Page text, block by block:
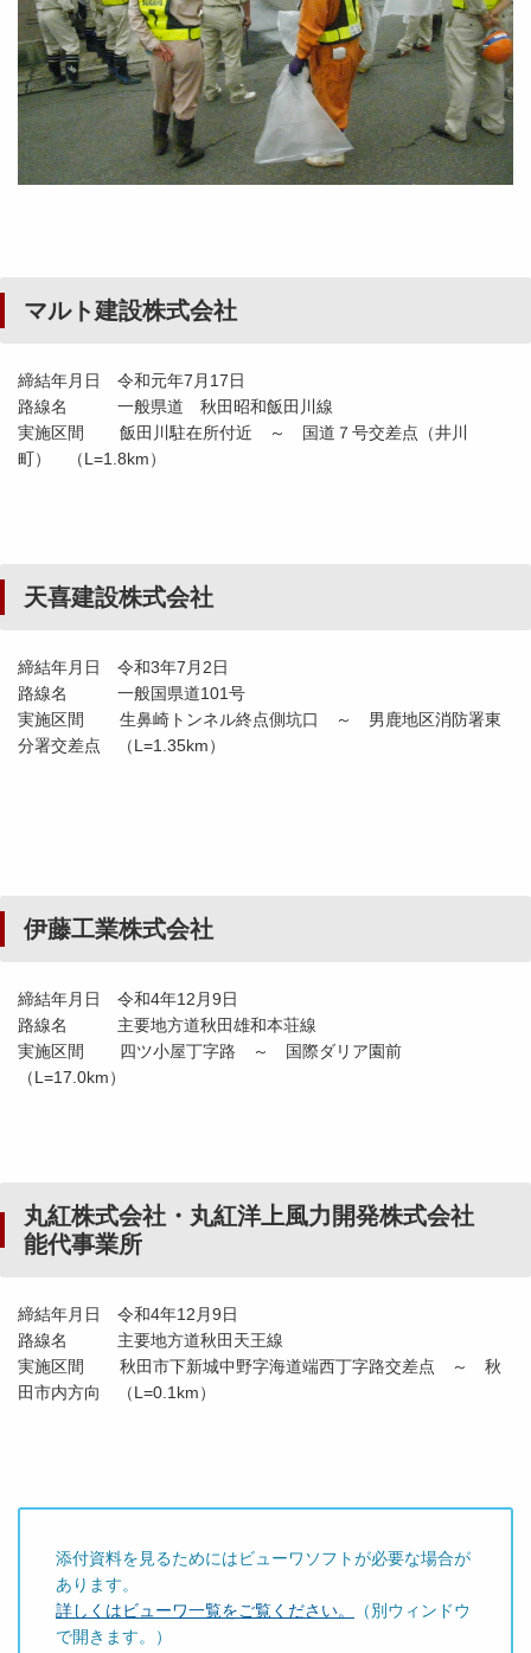
マルト建設株式会社
締結年月日 令和元年7月17日
路線名 一般県道 秋田昭和飯田川線
実施区間 飯田川駐在所付近 ～ 国道７号交差点（井川
町） （L=1.8km）
天喜建設株式会社
締結年月日 令和3年7月2日
路線名 一般国県道101号
実施区間 生鼻崎トンネル終点側坑口 ～ 男鹿地区消防署東
分署交差点 （L=1.35km）
伊藤工業株式会社
締結年月日 令和4年12月9日
路線名 主要地方道秋田雄和本荘線
実施区間 四ツ小屋丁字路 ～ 国際ダリア園前
（L=17.0km）
丸紅株式会社・丸紅洋上風力開発株式会社
能代事業所
締結年月日 令和4年12月9日
路線名 主要地方道秋田天王線
実施区間 秋田市下新城中野字海道端西丁字路交差点 ～ 秋
田市内方向 （L=0.1km）
添付資料を見るためにはビューワソフトが必要な場合が
あります。
詳しくはビューワ一覧をご覧ください。
（別ウィンドウ
で開きます。）